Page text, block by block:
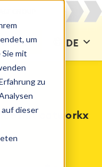
um
mit
zu
dieser
DE
mit catworkx